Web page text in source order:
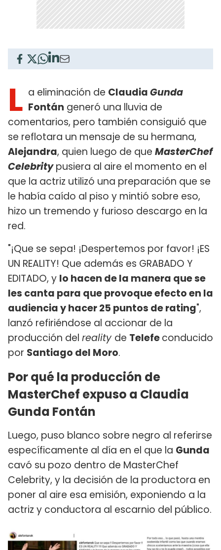
L a eliminación de ClaudiaGunda
Fontán generó una lluvia de
comentarios, pero también consiguió que
se reflotara un mensaje de su hermana,
Alejandra, quien luego de que MasterChef
Celebritypusiera al aire el momento en el
que la actriz utilizó una preparación que se
le había caído al piso y mintió sobre eso,
hizo un tremendo y furioso descargo en la
red.
"¡Que se sepa! ¡Despertemos por favor! ¡ES
UN REALITY! Que además es GRABADO Y
EDITADO, y lo hacen de la manera que se
les canta para que provoque efecto en la
audiencia y hacer 25 puntos de rating",
lanzó refiriéndose al accionar de la
producción del reality de Telefeconducido
por Santiago del Moro.
Por qué la producción de
MasterChef expuso a Claudia
Gunda Fontán
Luego, puso blanco sobre negro al referirse
específicamente al día en el que la Gunda
cavó su pozo dentro de MasterChef
Celebrity, y la decisión de la productora en
poner al aire esa emisión, exponiendo a la
actriz y conductora al escarnio del público.